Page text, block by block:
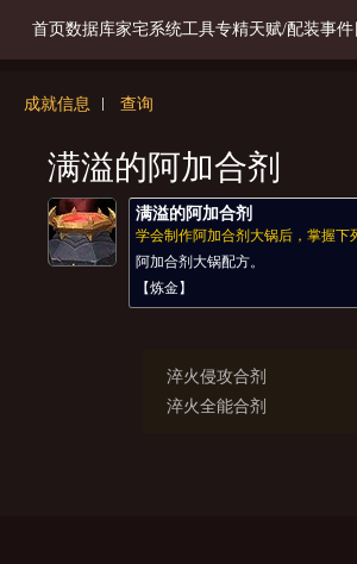
首页数据库家宅系统工具专精天赋/配装事件
成就信息 查询
满溢的阿加合剂
满溢的阿加合剂
学会制作阿加合剂大锅后，掌握下
阿加合剂大锅配方。
【炼金】
淬火侵攻合剂
淬火全能合剂